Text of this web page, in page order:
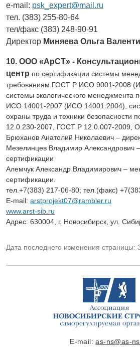
e-mail: psk_expert@mail.ru
тел. (383) 255-80-64
тел/факс (383) 248-90-91
Директор Миняева Ольга
10. ООО «АрСТ» -
центр по сертификации системы
требованиям ГОСТ Р ИСО 9001-2008
системы экологического
ИСО 14001-2007 (ИСО 14001:2004),
охраны труда и техники безопасности
12.0.230-2007, ГОСТ Р 12.0.007-2009,
Брюханов Анатолий Николаевич –
Мезелинцев Владимир Александрович
сертификации
Алемчук Александр Владимирович –
сертификации.
тел.+7(383) 217-06-80; тел.(факс)
E-mail: arstprojekt07@rambler.ru
www.arst-sib.ru
Адрес: 630004, г. Новосибирск, ул.
Дата последнего изменения страницы:
E-mail:as-ns@as-